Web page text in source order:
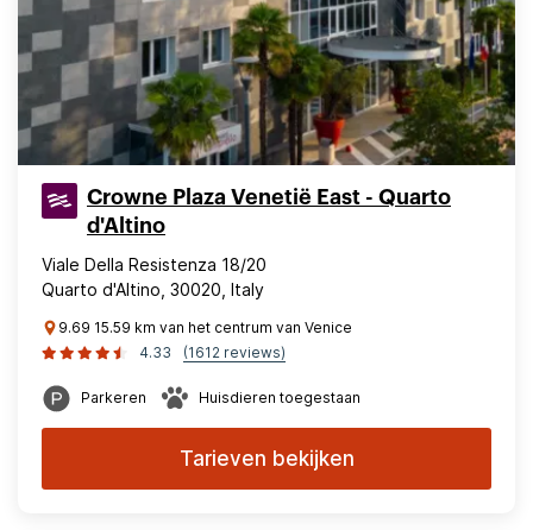
Crowne Plaza Venetië East - Quarto
d'Altino
Viale Della Resistenza 18/20
Quarto d'Altino, 30020, Italy
9.69 15.59 km van het centrum van Venice
4.33
(1612 reviews)
Parkeren Huisdieren toegestaan
Tarieven bekijken